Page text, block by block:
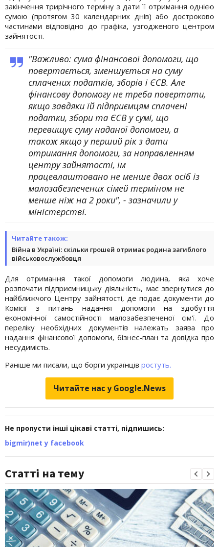
закінчення трирічного терміну з дати її отримання однією
сумою (протягом 30 календарних днів) або достроково
частинами відповідно до графіка, узгодженого центром
зайнятості.
"Важливо: сума фінансової допомоги, що
повертається, зменшується на суму
сплачених податків, зборів і ЄСВ. Але
фінансову допомогу не треба повертати,
якщо завдяки їй підприємцям сплачені
податки, збори та ЄСВ у сумі, що
перевищує суму наданої допомоги, а
також якщо у перший рік з дати
отримання допомоги, за направленням
центру зайнятості, їм
працевлаштовано не менше двох осіб із
малозабезпечених сімей терміном не
менше ніж на 2 роки", - зазначили у
міністерстві.
Читайте також:
Війна в Україні: скільки грошей отримає родина загиблого
військовослужбовця
Для отримання такої допомоги людина, яка хоче
розпочати підприємницьку діяльність, має звернутися до
найближчого Центру зайнятості, де подає документи до
Комісії з питань надання допомоги на здобуття
економічної самостійності малозабезпеченої сім'ї. До
переліку необхідних документів належать заява про
надання фінансової допомоги, бізнес-план та довідка про
несудимість.
Раніше ми писали, що борги українців ростуть.
Читайте нас у Google.News
Не пропусти інші цікаві статті, підпишись:
bigmir)net у facebook
Статті на тему